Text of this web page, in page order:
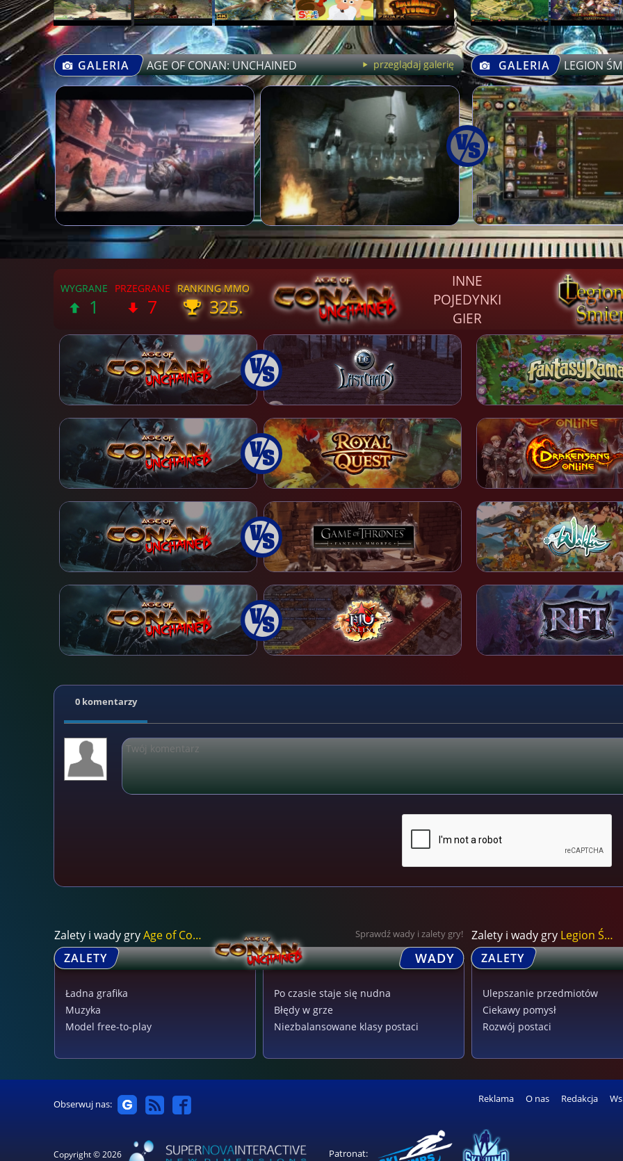
GALERIA AGE OF CONAN: UNCHAINED przeglądaj galerię GALERIA LEGION
1 7 325.
INNE
POJEDYNKI
GIER
0 komentarzy
Zalety i wady gryAge of Conan: Unch... Sprawdź wady i zalety gry!
ZALETY WADY
Ładna grafika
Muzyka
Model free-to-play
Po czasie staje się nudna
Błędy w grze
Niezbalansowane klasy postaci
Zalety i wady gry Legion Śmierci
ZALETY
Ulepszanie przedmiotów
Ciekawy pomysł
Rozwój postaci
Obserwuj nas:
Copyright © 2026 Patronat:
Reklama O nas Redakcja